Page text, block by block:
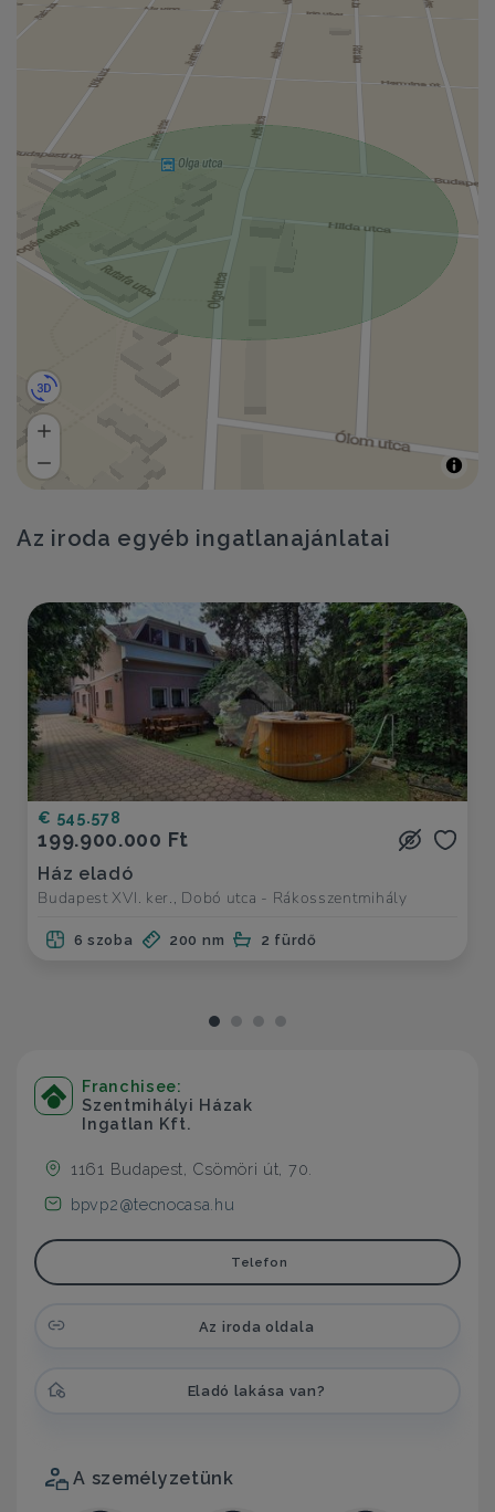
Az iroda egyéb ingatlanajánlatai
€ 545.578
199.900.000 Ft
Ház eladó
Budapest XVI. ker., Dobó utca - Rákosszentmihály
6 szoba 200 nm 2 fürdő
Franchisee:
Szentmihályi Házak
Ingatlan Kft.
1161 Budapest, Csömöri út, 70.
bpvp2@tecnocasa.hu
Telefon
Az iroda oldala
Eladó lakása van?
A személyzetünk